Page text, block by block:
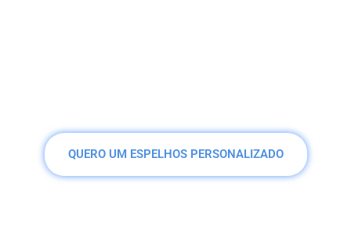
QUERO UM ESPELHOS PERSONALIZADO